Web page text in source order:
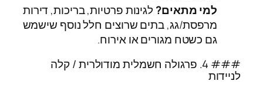
למי מתאים?לגינות פרטיות, בריכות, דירות
מרפסת/גג, בתים שרוצים חלל נוסף שישמש
גם כשטח מגורים או אירוח.
### 4. פרגולה חשמלית מודולרית / קלה
לניידות